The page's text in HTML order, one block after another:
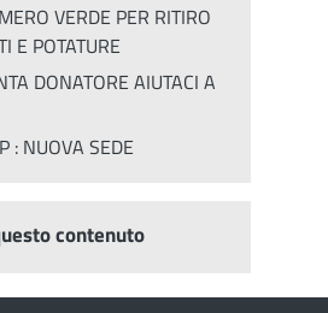
VERDE PER RITIRO
E POTATURE
DONATORE AIUTACI A
: NUOVA SEDE
contenuto